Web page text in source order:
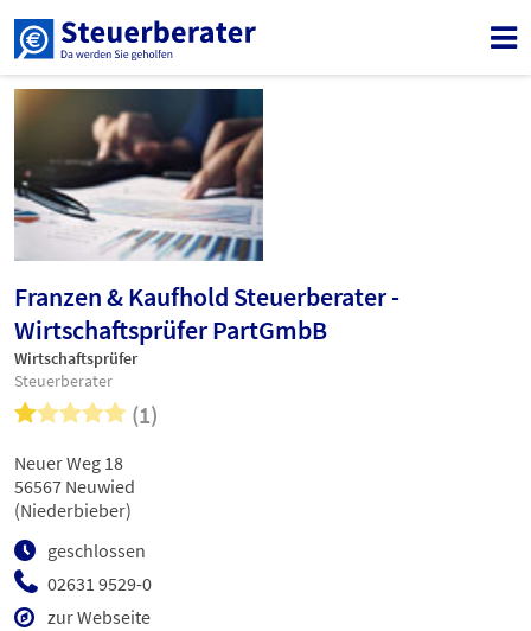
Franzen & Kaufhold Steuerberater -
Wirtschaftsprüfer PartGmbB
Wirtschaftsprüfer
Steuerberater
(1)
02631 9529-0
zur Webseite
geschlossen
Neuer Weg 18
56567 Neuwied
(Niederbieber)